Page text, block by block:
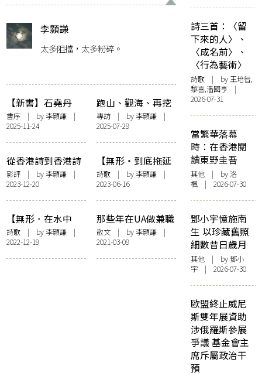
李顥謙
太多阻擋，太多粉碎。
【新書】石堯丹
《極樂海》李顥謙
序——〈浪蕩傳
統，放逐未來〉
書序 | by 李顥謙 |
2025-11-24
跑山、觀海、再挖
掘——專訪詩人孔
銘隆：「我希望將
來仍有回聲。」
專訪| by 李顥謙|
2025-07-29
從香港詩到香港詩
人，祛魅的觸動
——談許鞍華
《詩》
影評 | by 李顥謙 |
2023-12-20
【無形・到底拖延
過甚麼事】拖
詩歌| by 李顥謙|
2023-06-16
【無形．在水中
央】鳥島
詩歌 | by 李顥謙 |
2022-12-19
那些年在UA做兼職
的日子
散文| by 李顥謙|
2021-03-09
詩三首：〈留
下來的人〉、
〈成名前〉、
〈行為藝術〉
詩歌 | by 王培智,
黎喜,潘國亨 |
2026-07-31
當繁華落幕
時：在香港閱
讀東野圭吾
其他 | by洛
楓 | 2026-07-30
鄧小宇憶施南
生 以珍藏舊照
細數昔日歲月
其他 | by 鄧小
宇 | 2026-07-30
歐盟終止威尼
斯雙年展資助
涉俄羅斯參展
爭議 基金會主
席斥屬政治干
預